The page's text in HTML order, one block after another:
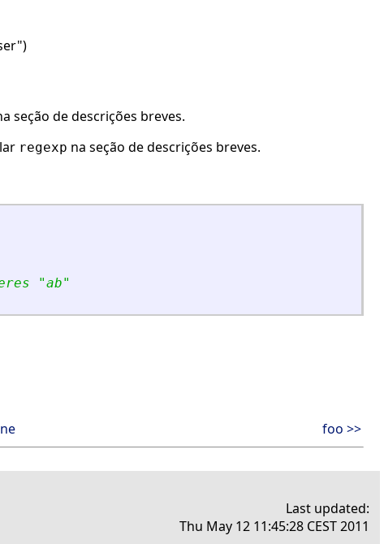
seção de descrições breves.
regexp na seção de descrições breves.
"ab"
foo >>
Last updated:
Thu May 12 11:45:28 CEST 2011